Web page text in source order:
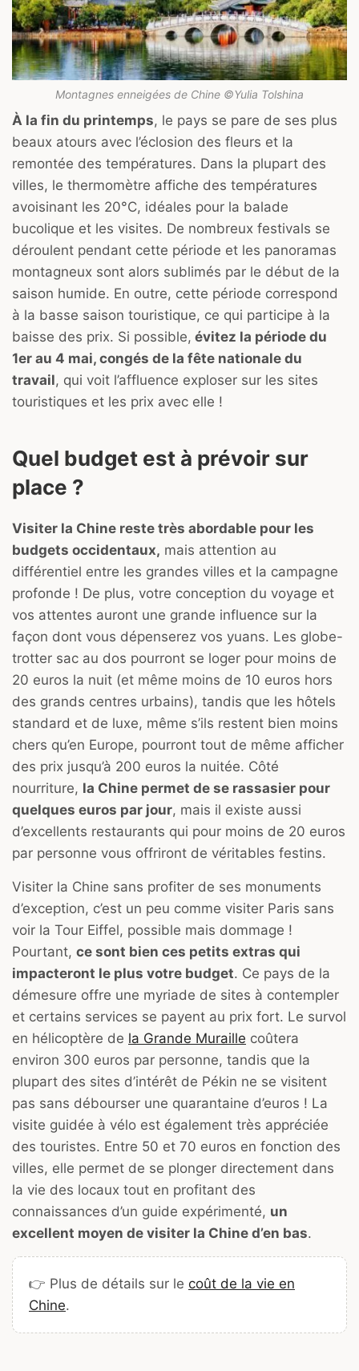
Montagnes enneigées de Chine ©Yulia Tolshina
À la fin du printemps, le pays se pare de ses plus
beaux atours avec l’éclosion des fleurs et la
remontée des températures. Dans la plupart des
villes, le thermomètre affiche des températures
avoisinant les 20°C, idéales pour la balade
bucolique et les visites. De nombreux festivals se
déroulent pendant cette période et les panoramas
montagneux sont alors sublimés par le début de la
saison humide. En outre, cette période correspond
à la basse saison touristique, ce qui participe à la
baisse des prix. Si possible, évitez la période du
1er au 4 mai, congés de la fête nationale du
travail, qui voit l’affluence exploser sur les sites
touristiques et les prix avec elle !
Quel budget est à prévoir sur
place ?
Visiter la Chine reste très abordable pour les
budgets occidentaux, mais attention au
différentiel entre les grandes villes et la campagne
profonde ! De plus, votre conception du voyage et
vos attentes auront une grande influence sur la
façon dont vous dépenserez vos yuans. Les globe-
trotter sac au dos pourront se loger pour moins de
20 euros la nuit (et même moins de 10 euros hors
des grands centres urbains), tandis que les hôtels
standard et de luxe, même s’ils restent bien moins
chers qu’en Europe, pourront tout de même afficher
des prix jusqu’à 200 euros la nuitée. Côté
nourriture, la Chine permet de se rassasier pour
quelques euros par jour, mais il existe aussi
d’excellents restaurants qui pour moins de 20 euros
par personne vous offriront de véritables festins.
Visiter la Chine sans profiter de ses monuments
d’exception, c’est un peu comme visiter Paris sans
voir la Tour Eiffel, possible mais dommage !
Pourtant, ce sont bien ces petits extras qui
impacteront le plus votre budget. Ce pays de la
démesure offre une myriade de sites à contempler
et certains services se payent au prix fort. Le survol
en hélicoptère de la Grande Muraille coûtera
environ 300 euros par personne, tandis que la
plupart des sites d’intérêt de Pékin ne se visitent
pas sans débourser une quarantaine d’euros ! La
visite guidée à vélo est également très appréciée
des touristes. Entre 50 et 70 euros en fonction des
villes, elle permet de se plonger directement dans
la vie des locaux tout en profitant des
connaissances d’un guide expérimenté, un
excellent moyen de visiter la Chine d’en bas.
👉 Plus de détails sur le coût de la vie en
Chine.